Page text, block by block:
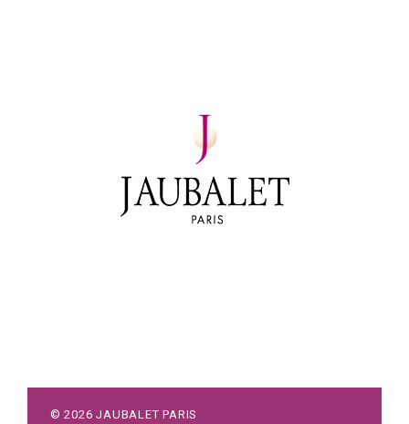
©2026 JAUBALET PARIS